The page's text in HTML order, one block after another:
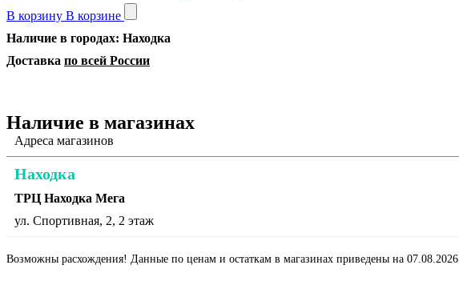
В корзину В корзине
Наличие в городах: Находка
Доставка по всей России
Наличие в магазинах
Адреса магазинов
Находка
ТРЦ Находка Мега
ул. Спортивная, 2, 2 этаж
Возможны расхождения! Данные по ценам и остаткам в магазинах приведены на 07.08.2026.